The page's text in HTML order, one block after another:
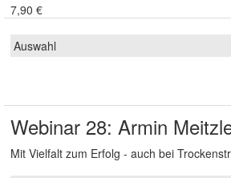
7,90 €
Webinar 28: Armin
Mit Vielfalt zum Erfolg - auch bei